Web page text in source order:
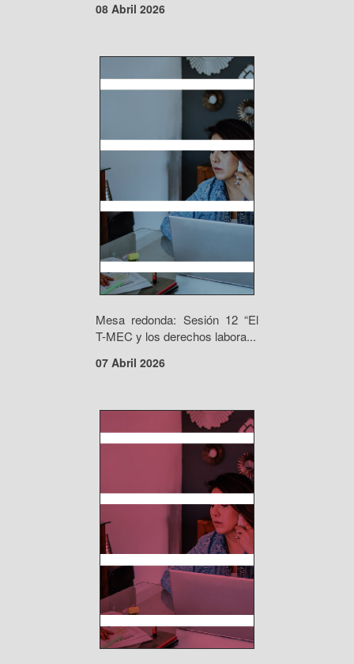
08 Abril 2026
Mesa redonda: Sesión 12 “El
T-MEC y los derechos labora...
07 Abril 2026